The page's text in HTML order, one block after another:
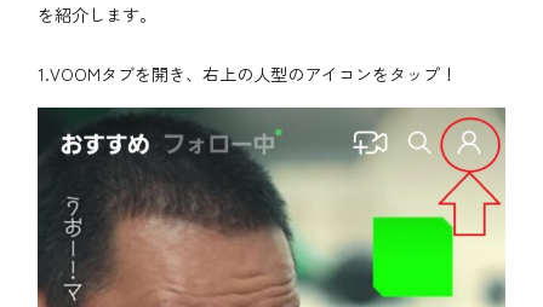
を紹介します。
1.VOOMタブを開き、右上の人型のアイコンをタップ！